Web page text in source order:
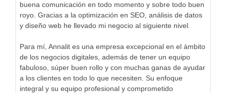
buena comunicación en todo momento y sobre todo buen
royo. Gracias a la optimización en SEO, análisis de datos
y diseño web he llevado mi negocio al siguiente nivel.
Para mí, Annalit es una empresa excepcional en el ámbito
de los negocios digitales, además de tener un equipo
fabuloso, súper buen rollo y con muchas ganas de ayudar
a los clientes en todo lo que necesiten. Su enfoque
integral y su equipo profesional y comprometido